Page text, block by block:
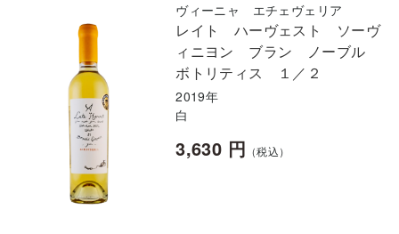
ヴィーニャ エチェヴェリア
レイト ハーヴェスト ソーヴ
ィニヨン ブラン ノーブル
ボトリティス １／２
2019年
白
3,630 円 （税込）